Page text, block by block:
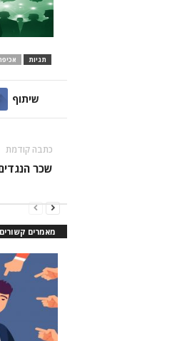
תגיות
שיתוף
כתבה קודמת
שכר הנגדים יעלה
מאמרים קשורים